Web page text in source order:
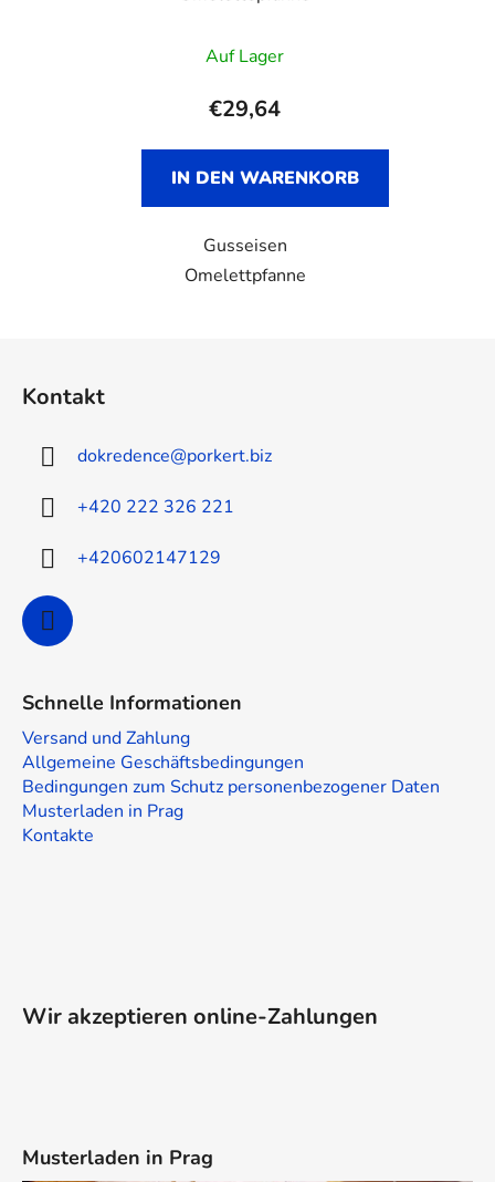
Auf Lager
€29,64
IN DEN WARENKORB
Gusseisen
Omelettpfanne
Kontakt
dokredence@porkert.biz
+420 222 326 221
+420602147129
Schnelle Informationen
Versand und Zahlung
Allgemeine Geschäftsbedingungen
Bedingungen zum Schutz personenbezogener Daten
Musterladen in Prag
Kontakte
Wir akzeptieren online-Zahlungen
Musterladen in Prag